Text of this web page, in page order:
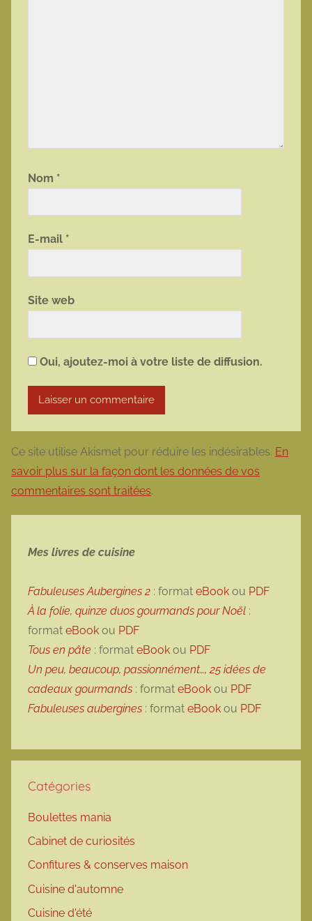
Nom *
E-mail *
Site web
Oui, ajoutez-moi à votre liste de diffusion.
Ce site utilise Akismet pour réduire les indésirables. En
savoir plus sur la façon dont les données de vos
commentaires sont traitées.
Mes livres de cuisine
Fabuleuses Aubergines 2 : format eBook ou PDF
À la folie, quinze duos gourmands pour Noël :
format eBook ou PDF
Tous en pâte : format eBook ou PDF
Un peu, beaucoup, passionnément…, 25 idées de
cadeaux gourmands : format eBook ou PDF
Fabuleuses aubergines : format eBook ou PDF
Catégories
Boulettes mania
Cabinet de curiosités
Confitures & conserves maison
Cuisine d'automne
Cuisine d'été